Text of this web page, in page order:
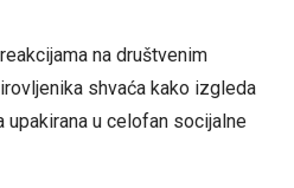
na društvenim
shvaća kako izgleda
upakirana u celofan socijalne